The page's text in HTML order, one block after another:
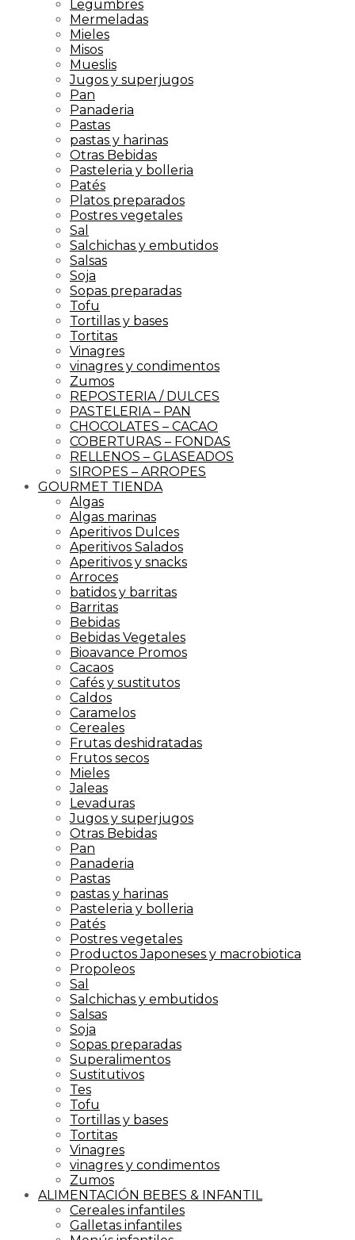
Legumbres
Mermeladas
Mieles
Misos
Mueslis
Jugos y superjugos
Pan
Panaderia
Pastas
pastas y harinas
Otras Bebidas
Pasteleria y bolleria
Patés
Platos preparados
Postres vegetales
Sal
Salchichas y embutidos
Salsas
Soja
Sopas preparadas
Tofu
Tortillas y bases
Tortitas
Vinagres
vinagres y condimentos
Zumos
REPOSTERIA / DULCES
PASTELERIA – PAN
CHOCOLATES – CACAO
COBERTURAS – FONDAS
RELLENOS – GLASEADOS
SIROPES – ARROPES
GOURMET TIENDA
Algas
Algas marinas
Aperitivos Dulces
Aperitivos Salados
Aperitivos y snacks
Arroces
batidos y barritas
Barritas
Bebidas
Bebidas Vegetales
Bioavance Promos
Cacaos
Cafés y sustitutos
Caldos
Caramelos
Cereales
Frutas deshidratadas
Frutos secos
Mieles
Jaleas
Levaduras
Jugos y superjugos
Otras Bebidas
Pan
Panaderia
Pastas
pastas y harinas
Pasteleria y bolleria
Patés
Postres vegetales
Productos Japoneses y macrobiotica
Propoleos
Sal
Salchichas y embutidos
Salsas
Soja
Sopas preparadas
Superalimentos
Sustitutivos
Tes
Tofu
Tortillas y bases
Tortitas
Vinagres
vinagres y condimentos
Zumos
ALIMENTACIÓN BEBES & INFANTIL
Cereales infantiles
Galletas infantiles